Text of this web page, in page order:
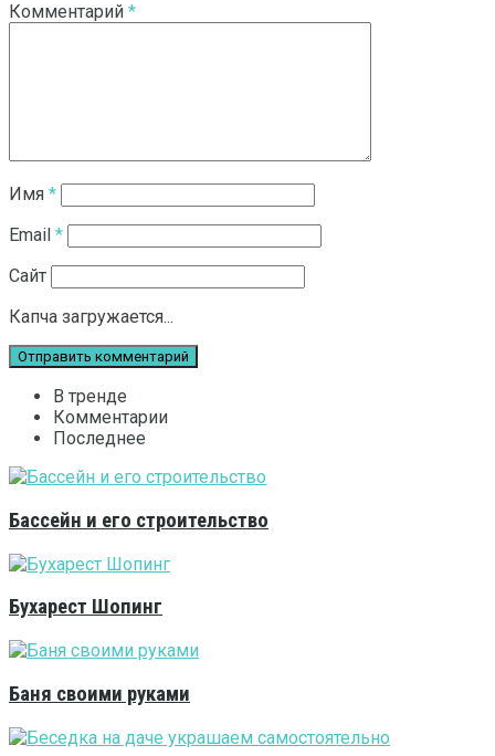
Комментарий *
Имя *
Email *
Сайт
Капча загружается...
В тренде
Комментарии
Последнее
Бассейн и его строительство
Бухарест Шопинг
Баня своими руками